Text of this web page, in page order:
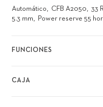
Automático CFB A2050 33
5.3 mm
Power reserve 55
FUNCIONES
CAJA